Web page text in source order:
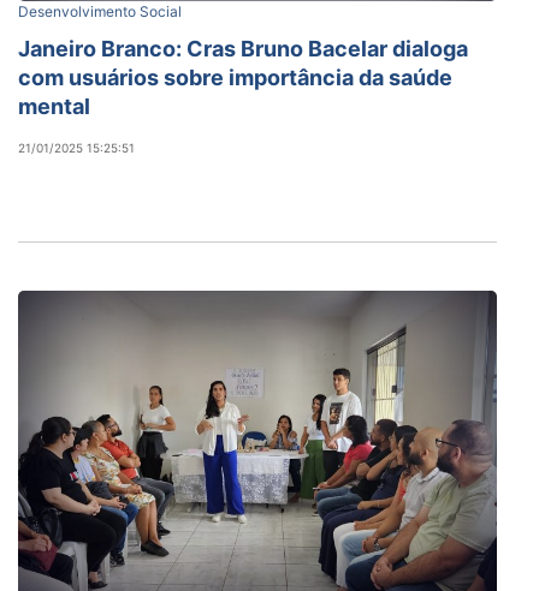
Desenvolvimento Social
Janeiro Branco: Cras Bruno Bacelar dialoga
com usuários sobre importância da saúde
mental
21/01/2025 15:25:51